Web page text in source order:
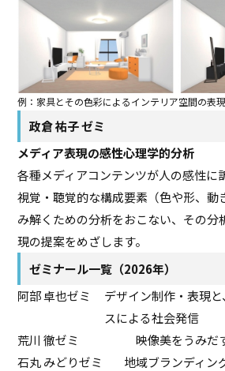
例：家具とその色彩によるインテリア空間の表現
政倉 祐子 ゼミ
メディア表現の感性心理学的分析
各種メディアコンテンツが人の感性に
視覚・聴覚的な構成要素（色や形、動
み解くための分析をおこない、その分
現の提案をめざします。
ゼミナール一覧（2026年）
阿部 卓也ゼミ
デザイン制作・表現
スによる社会発信
荒川 徹ゼミ
映像美をうみだ
石丸 みどりゼミ
地域ブランディン